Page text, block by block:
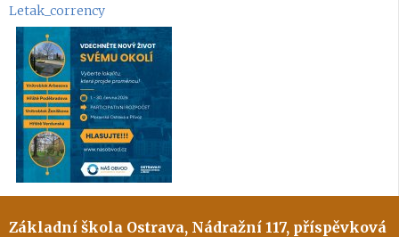
Letak_corrency
Základní škola Ostrava, Nádražní 117, příspěvková